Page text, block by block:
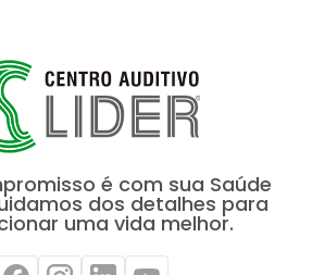
é com sua Saúde
dos detalhes para
uma vida melhor.